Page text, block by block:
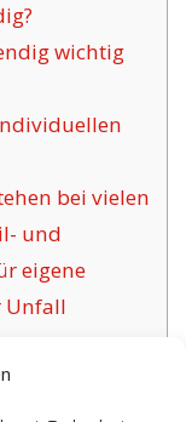
wichtig
bei vielen
und
eigene
Unfall
Mendig: